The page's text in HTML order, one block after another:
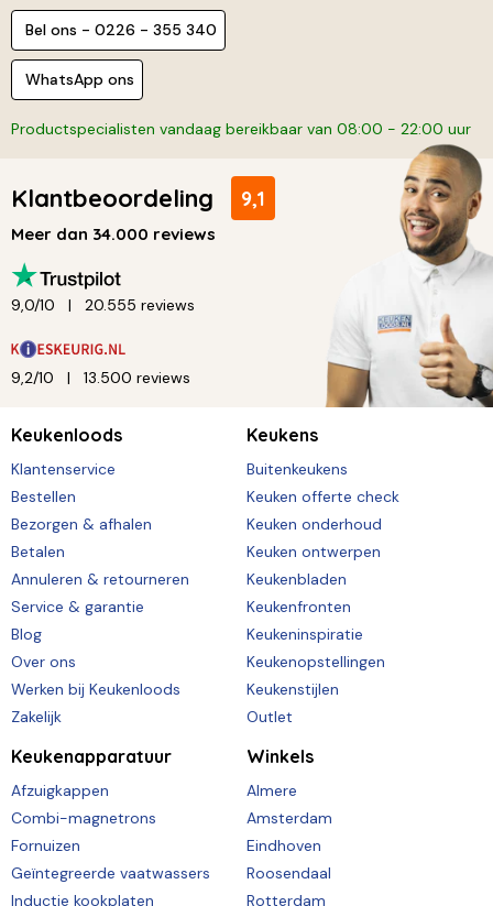
Bel ons - 0226 - 355 340
WhatsApp ons
Productspecialisten vandaag bereikbaar van 08:00 - 22:00 uur
Klantbeoordeling 9,1
Meer dan 34.000 reviews
9,0/10 20.555 reviews
9,2/10 13.500 reviews
Keukenloods
Klantenservice
Bestellen
Bezorgen & afhalen
Betalen
Annuleren & retourneren
Service & garantie
Blog
Over ons
Werken bij Keukenloods
Zakelijk
Keukens
Buitenkeukens
Keuken offerte check
Keuken onderhoud
Keuken ontwerpen
Keukenbladen
Keukenfronten
Keukeninspiratie
Keukenopstellingen
Keukenstijlen
Outlet
Keukenapparatuur
Afzuigkappen
Combi-magnetrons
Fornuizen
Geïntegreerde vaatwassers
Inductie kookplaten
Winkels
Almere
Amsterdam
Eindhoven
Roosendaal
Rotterdam